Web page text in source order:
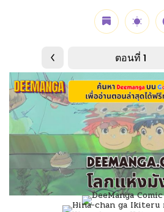
ตอนที่ 1